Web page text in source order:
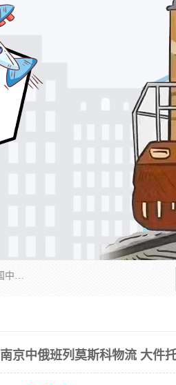
邦赋供应链管理成都有限公司是一家全球性的货物运输代理公司，主要从事：波兰中欧班列、德国中欧班列、出口莫斯科班列、中欧班列进口、蓉欧铁路、成都出口空运等业务，同时亦提供报关、报检、仓储、码头操作等服务。
南京中俄班列莫斯科物流 大件